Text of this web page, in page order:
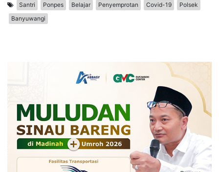
Santri Ponpes Belajar Penyemprotan Covid-19
Polsek
Banyuwangi